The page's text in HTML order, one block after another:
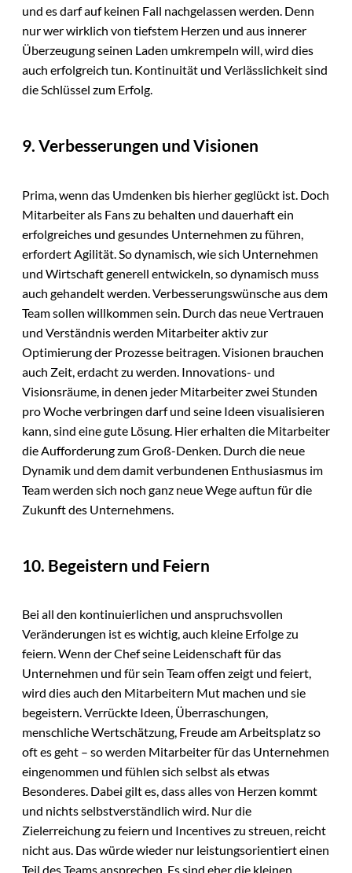
und es darf auf keinen Fall nachgelassen werden. Denn
nur wer wirklich von tiefstem Herzen und aus innerer
Überzeugung seinen Laden umkrempeln will, wird dies
auch erfolgreich tun. Kontinuität und Verlässlichkeit sind
die Schlüssel zum Erfolg.
9. Verbesserungen und Visionen
Prima, wenn das Umdenken bis hierher geglückt ist. Doch
Mitarbeiter als Fans zu behalten und dauerhaft ein
erfolgreiches und gesundes Unternehmen zu führen,
erfordert Agilität. So dynamisch, wie sich Unternehmen
und Wirtschaft generell entwickeln, so dynamisch muss
auch gehandelt werden. Verbesserungswünsche aus dem
Team sollen willkommen sein. Durch das neue Vertrauen
und Verständnis werden Mitarbeiter aktiv zur
Optimierung der Prozesse beitragen. Visionen brauchen
auch Zeit, erdacht zu werden. Innovations- und
Visionsräume, in denen jeder Mitarbeiter zwei Stunden
pro Woche verbringen darf und seine Ideen visualisieren
kann, sind eine gute Lösung. Hier erhalten die Mitarbeiter
die Aufforderung zum Groß-Denken. Durch die neue
Dynamik und dem damit verbundenen Enthusiasmus im
Team werden sich noch ganz neue Wege auftun für die
Zukunft des Unternehmens.
10. Begeistern und Feiern
Bei all den kontinuierlichen und anspruchsvollen
Veränderungen ist es wichtig, auch kleine Erfolge zu
feiern. Wenn der Chef seine Leidenschaft für das
Unternehmen und für sein Team offen zeigt und feiert,
wird dies auch den Mitarbeitern Mut machen und sie
begeistern. Verrückte Ideen, Überraschungen,
menschliche Wertschätzung, Freude am Arbeitsplatz so
oft es geht – so werden Mitarbeiter für das Unternehmen
eingenommen und fühlen sich selbst als etwas
Besonderes. Dabei gilt es, dass alles von Herzen kommt
und nichts selbstverständlich wird. Nur die
Zielerreichung zu feiern und Incentives zu streuen, reicht
nicht aus. Das würde wieder nur leistungsorientiert einen
Teil des Teams ansprechen. Es sind eher die kleinen